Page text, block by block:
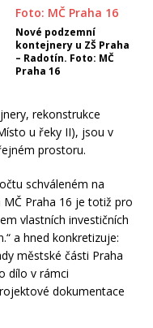
Nové podzemní
kontejnery u ZŠ Praha
– Radotín. Foto: MČ
Praha 16
rekonstrukce
u řeky II), jsou v
prostoru.
schváleném na
Praha 16 je totiž pro
vlastních investičních
a hned konkretizuje:
městské části Praha
dílo v rámci
dokumentace